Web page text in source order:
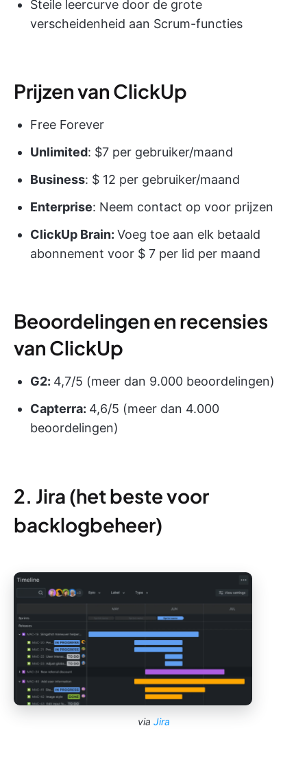
Steile leercurve door de grote
verscheidenheid aan Scrum-functies
Prijzen van ClickUp
Free Forever
Unlimited: $7 per gebruiker/maand
Business: $ 12 per gebruiker/maand
Enterprise: Neem contact op voor prijzen
ClickUp Brain: Voeg toe aan elk betaald
abonnement voor $ 7 per lid per maand
Beoordelingen en recensies
van ClickUp
G2: 4,7/5 (meer dan 9.000 beoordelingen)
Capterra: 4,6/5 (meer dan 4.000
beoordelingen)
2. Jira (het beste voor
backlogbeheer)
via Jira